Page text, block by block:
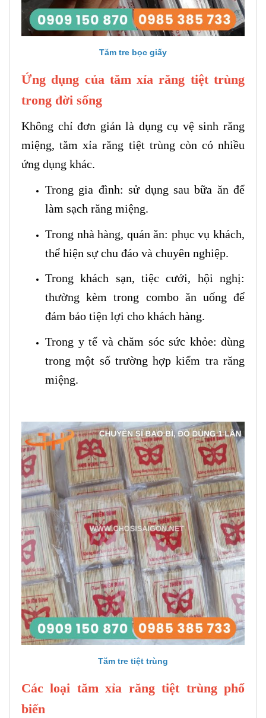
Tăm tre bọc giấy
Ứng dụng của tăm xỉa răng tiệt trùng
trong đời sống
Không chỉ đơn giản là dụng cụ vệ sinh răng
miệng, tăm xỉa răng tiệt trùng còn có nhiều
ứng dụng khác.
Trong gia đình: sử dụng sau bữa ăn để
làm sạch răng miệng.
Trong nhà hàng, quán ăn: phục vụ khách,
thể hiện sự chu đáo và chuyên nghiệp.
Trong khách sạn, tiệc cưới, hội nghị:
thường kèm trong combo ăn uống để
đảm bảo tiện lợi cho khách hàng.
Trong y tế và chăm sóc sức khỏe: dùng
trong một số trường hợp kiểm tra răng
miệng.
Tăm tre tiệt trùng
Các loại tăm xỉa răng tiệt trùng phổ
biến